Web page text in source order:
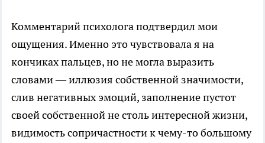
Комментарий психолога подтвердил мои
ощущения. Именно это чувствовала я на
кончиках пальцев, но не могла выразить
словами — иллюзия собственной значимости,
слив негативных эмоций, заполнение пустот
своей собственной не столь интересной жизни,
видимость сопричастности к чему-то большому